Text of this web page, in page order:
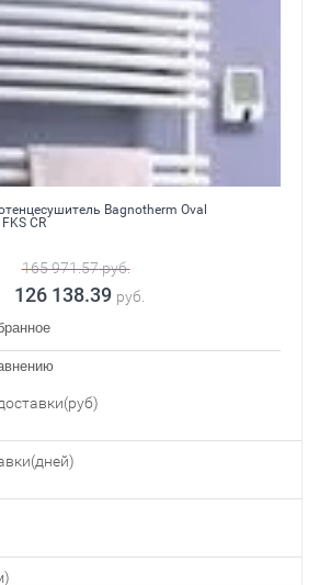
Bagnotherm Oval
CR
165 971.57руб.
126 138.39 руб.